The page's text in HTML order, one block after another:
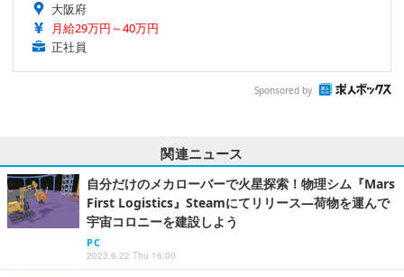
大阪府
月給29万円～40万円
正社員
Sponsored by
関連ニュース
自分だけのメカローバーで火星探索！物理シム『Mars
First Logistics』Steamにてリリース―荷物を運んで
宇宙コロニーを建設しよう
PC
2023.6.22 Thu 16:00